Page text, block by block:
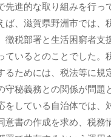
先進的な取り組みを行っ
ば、滋賀県野洲市では、
徴税部署と生活困窮者支
ているとのことでした。
るためには、税法等に規
守秘義務との関係が問題
をしている自治体では、
意書の作成を求め、税務